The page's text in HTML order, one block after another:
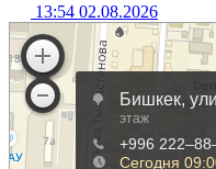
13:54 02.08.2026